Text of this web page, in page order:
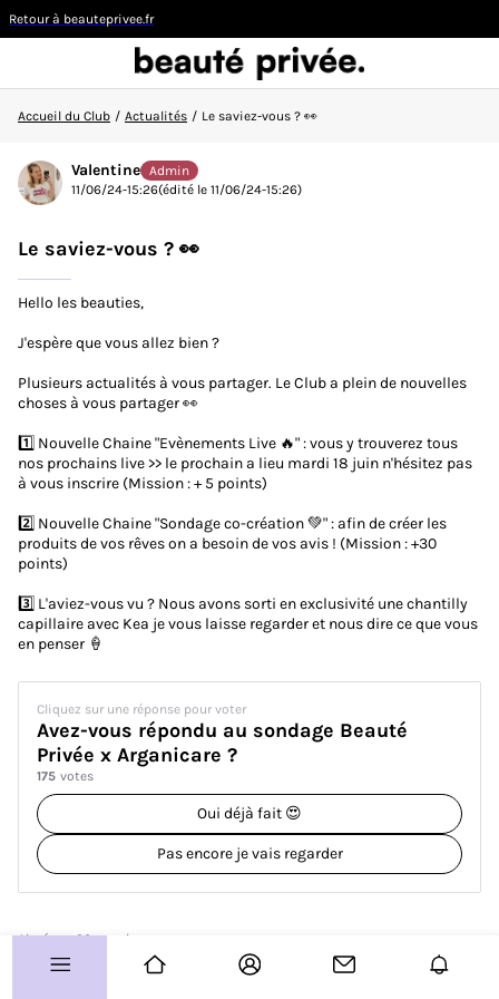
Retour à beauteprivee.fr
Visiteur
👋Nouvelle sur la communauté ?
ACCUEIL DU CLUB
ACTUALITÉS
Vos coups de coeur
Routines
Avis produits
Concours
Test produits
Plus d'infos sur le Club ?
Allo le Club ?
Guide de démarrage
Plan de site
CGU
Charte Communautaire
Accueil du Club / Actualités / Le saviez-vous ? 👀
Valentine Admin
11/06/24-15:26(édité le 11/06/24-15:26)
Le saviez-vous ? 👀
Hello les beauties,
J'espère que vous allez bien ?
Plusieurs actualités à vous partager. Le Club a plein de nouvelles
choses à vous partager 👀
1️⃣ Nouvelle Chaine "Evènements Live 🔥" : vous y trouverez tous
nos prochains live >> le prochain a lieu mardi 18 juin n'hésitez pas
à vous inscrire (Mission : + 5 points)
2️⃣ Nouvelle Chaine "Sondage co-création 💚" : afin de créer les
produits de vos rêves on a besoin de vos avis ! (Mission : +30
points)
3️⃣ L'aviez-vous vu ? Nous avons sorti en exclusivité une chantilly
capillaire avec Kea je vous laisse regarder et nous dire ce que vous
en penser 🍦
Cliquez sur une réponse pour voter
Avez-vous répondu au sondage Beauté
Privée x Arganicare ?
175 votes
Oui déjà fait 😍
Pas encore je vais regarder
Aimé par 32 membres
32